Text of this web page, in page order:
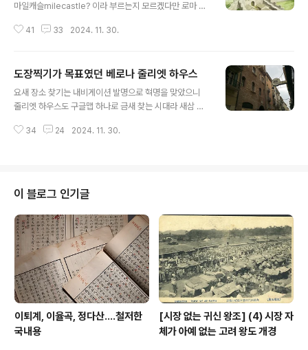
마일캐슬milecastle? 이라 부르는지 모르겠다만 로마 제
가 설정한 국경선 요소요소, 일정한 거리마다 설정한 전방
t 라 표현하는데 우리 고고학 관념으로는 보루 정도로 표현
하면 좋을 듯하다.보다시피 저 보루는 성벽 밖이 아니라 안
쪽에다 지었다,밖으로 튀어나갔다가는 자칫 몰살할 위험이
는가?살아남는 놈이 이기는 법이다.아킬레스는 이겼다지
41 33 2024. 11. 30.
도장찍기가 목표였던 베로나 줄리엣 하우스
요새 장소 찾기는 내비게이션 발명으로 혁명을 맞았으니
줄리엣 하우스도 구글맵 하나로 금새 찾는 시대라 새삼 구
풍광 구경하며 이윽고 줄리엣의 집Casa di Giuliettahtt
으니 솔까 줄리엣 자체가 실존 인물이 아닌데 무슨 줄리엣
하우스이겠는가마는 셰익스피어는 저 로미오와 줄리엣 희
곡 배경으로 느닷없이 이탈리아 베로나Verona 공국을 끌
고 왔으니 이곳 터줏대감으로 이 공동체를 쥐락펴락하는
두 가문을 설정했으니 하나가 몬테규Montague ..
34 24 2024. 11. 30.
이 블로그 인기글
이퇴계, 이율곡, 정다산....철저한
국내용
[시장 없는 귀신 왕조] (4) 시장 자
체가 아예 없는 고려 왕도 개경